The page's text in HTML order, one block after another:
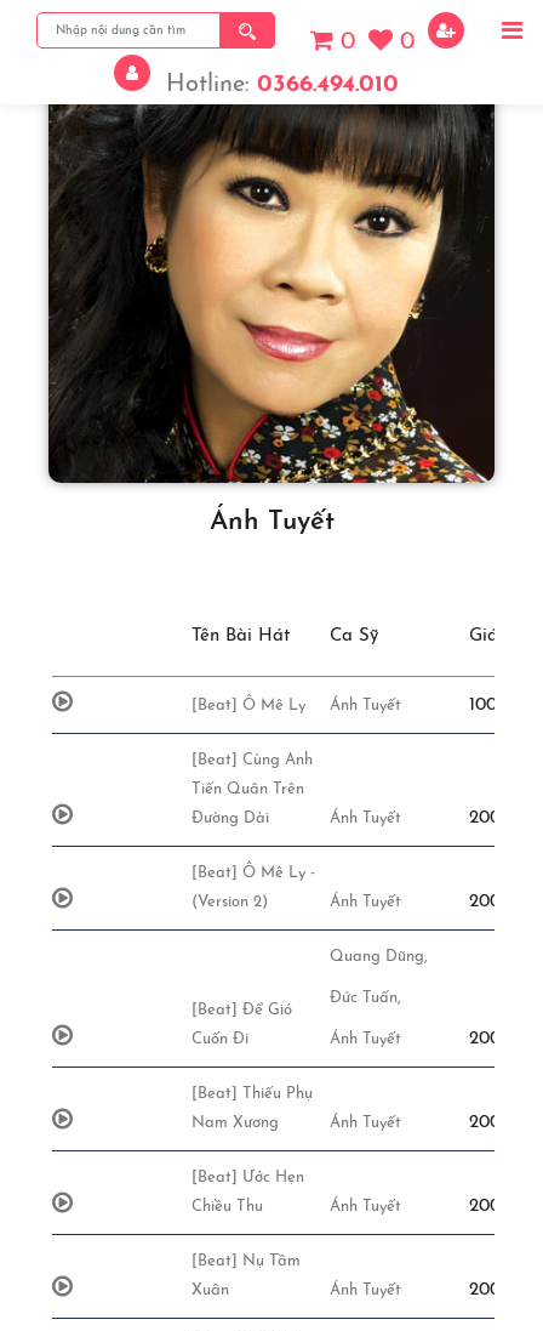
0
0
Hotline: 0366.494.010
Ánh Tuyết
Tên Bài Hát Ca Sỹ Giá
[Beat] Ô Mê Ly Ánh Tuyết
[Beat] Cùng Anh
Tiến Quân Trên
Đường Dài
Ánh Tuyết
[Beat] Ô Mê Ly -
(Version 2)
Ánh Tuyết
[Beat] Để Gió
Cuốn Đi
Quang Dũng,
Đức Tuấn,
Ánh Tuyết
[Beat] Thiếu Phụ
Nam Xương
Ánh Tuyết
[Beat] Ước Hẹn
Chiều Thu
Ánh Tuyết
[Beat] Nụ Tầm
Xuân
Ánh Tuyết